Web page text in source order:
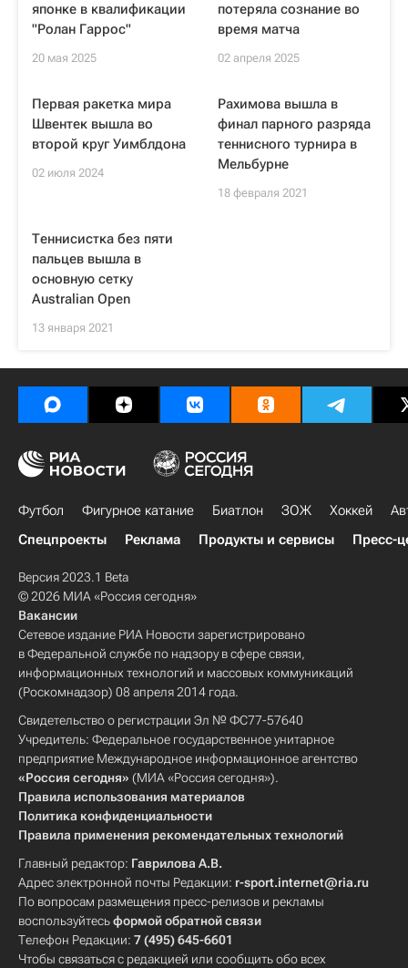
японке в квалификации
"Ролан Гаррос"
20 мая 2025
потеряла сознание во
время матча
02 апреля 2025
Первая ракетка мира
Швентек вышла во
второй круг Уимблдона
02 июля 2024
Рахимова вышла в
финал парного разряда
теннисного турнира в
Мельбурне
18 февраля 2021
Теннисистка без пяти
пальцев вышла в
основную сетку
Australian Open
13 января 2021
Футбол Фигурное катание Биатлон ЗОЖ Хоккей
Спецпроекты
Реклама Продукты и сервисы Пресс-
Версия 2023.1 Beta
© 2026 МИА «Россия сегодня»
Вакансии
Сетевое издание РИА Новости зарегистрировано
в Федеральной службе по надзору в сфере связи,
информационных технологий и массовых коммуникаций
(Роскомнадзор) 08 апреля 2014 года.
Свидетельство о регистрации Эл № ФС77-57640
Учредитель: Федеральное государственное унитарное
предприятие Международное информационное агентство
«Россия сегодня» (МИА «Россия сегодня»).
Правила использования материалов
Политика конфиденциальности
Правила применения рекомендательных технологий
Главный редактор: Гаврилова А.В.
Адрес электронной почты Редакции: r-sport.internet@ria.ru
По вопросам размещения пресс-релизов и рекламы
воспользуйтесьформой обратной связи
Телефон Редакции: 7 (495) 645-6601
Чтобы связаться с редакцией или сообщить обо всех